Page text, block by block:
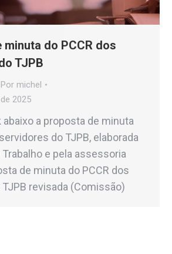
do PCCR dos
TJPB
Por michel
2025
abaixo a proposta de minuta
do TJPB, elaborada
e pela assessoria
de minuta do PCCR dos
revisada (Comissão)